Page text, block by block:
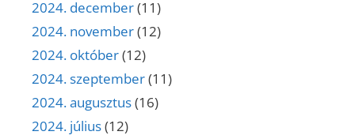
2024. december(11)
2024. november(12)
2024. október(12)
2024. szeptember(11)
2024. augusztus(16)
2024. július(12)